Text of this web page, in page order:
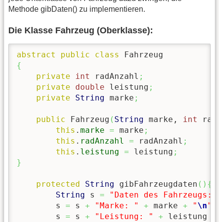
Methode gibDaten() zu implementieren.
Die Klasse Fahrzeug (Oberklasse):
abstract public class
{
private
int radAnzahl ;
private
double leistung ;
private
String marke ;
public Fahrzeug ( String marke, int
this . marke = marke ;
this . radAnzahl = radAnzahl ;
this . leistung = leistung ;
}
protected String gibFahrzeugdaten ( ) {
String s = "Daten des Fahrzeugs:
        s
= s + "Marke: " + marke + " \n"
        s
= s + "Leistung: " + leistung